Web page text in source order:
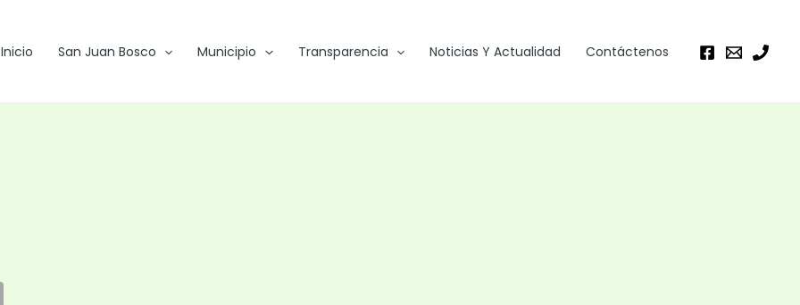
Inicio San Juan Bosco Municipio Transparencia Noticias Y Actualidad Contáctenos